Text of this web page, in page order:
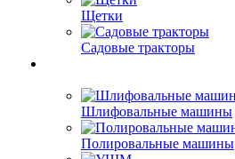
Щетки
Садовые тракторы
Шлифовальные машины
Полировальные машины